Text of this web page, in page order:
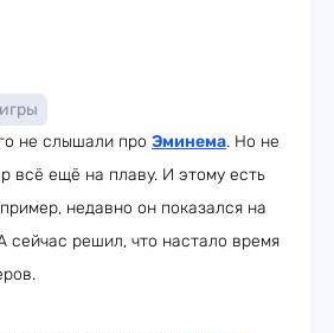
игры
не слышали про Эминема. Но не
всё ещё на плаву. И этому есть
недавно он показался на
сейчас решил, что настало время